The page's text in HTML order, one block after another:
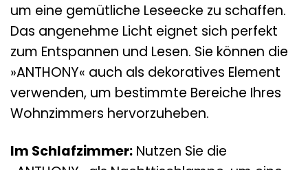
um eine gemütliche Leseecke zu schaffen.
Das angenehme Licht eignet sich perfekt
zum Entspannen und Lesen. Sie können die
»ANTHONY« auch als dekoratives Element
verwenden, um bestimmte Bereiche Ihres
Wohnzimmers hervorzuheben.
Im Schlafzimmer: Nutzen Sie die